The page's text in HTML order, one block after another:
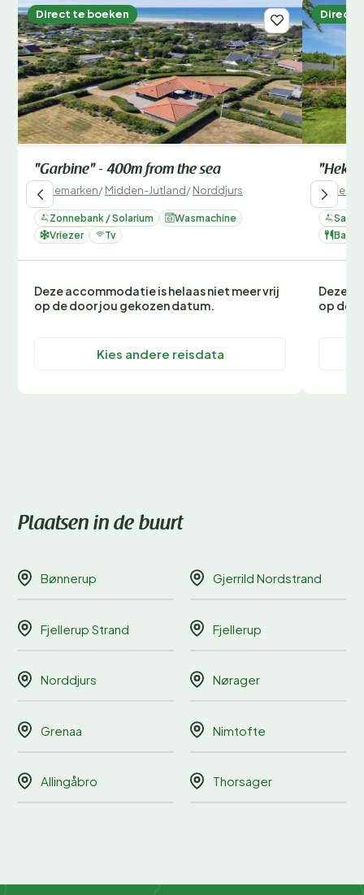
Direct te boeken
"Garbine" - 400m from the sea
Denemarken/Midden-Jutland/Norddjurs
Zonnebank / Solarium
Wasmachine
Vriezer
Tv
Deze accommodatie is helaas niet meer vrij
op de door jou gekozen datum.
Kies andere reisdata
Direct
Sauna
Deze
op de
Plaatsen in de buurt
Bønnerup Gjerrild Nordstrand
Fjellerup Strand Fjellerup
Norddjurs Nørager
Grenaa Nimtofte
Allingåbro Thorsager